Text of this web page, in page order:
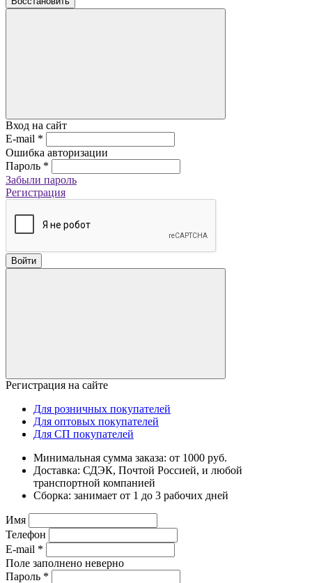
Вход на сайт
E-mail *
Ошибка авторизации
Пароль *
Забыли пароль
Регистрация
Войти
Регистрация на сайте
Для розничных покупателей
Для оптовых покупателей
Для СП покупателей
Минимальная сумма заказа: от 1000 руб.
Доставка: СДЭК, Почтой Россией, и любой
транспортной компанией
Сборка: занимает от 1 до 3 рабочих дней
Имя
Телефон
E-mail *
Поле заполнено неверно
Пароль *